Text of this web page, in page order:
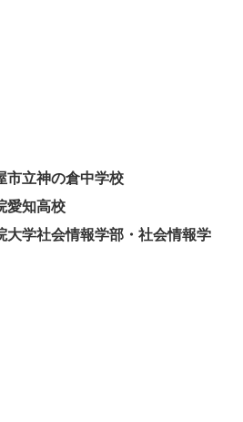
市立神の倉中学校
愛知高校
大学社会情報学部・社会情報学